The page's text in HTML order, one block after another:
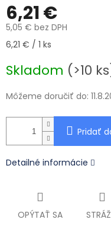
6,21 €
5,05 € bez DPH
Jednotková cena:
6,21 € / 1 ks
Skladom (>10
Môžeme doručiť do:
Pridať
Detailné informácie
OPÝTAŤ SA